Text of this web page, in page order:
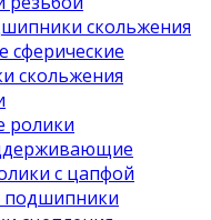
скольжения
сферические
скольжения
ролики
с цапфой